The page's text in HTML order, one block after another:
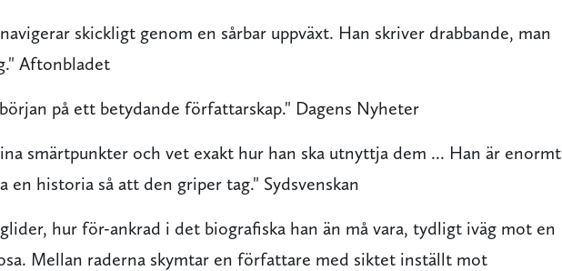
skickligt genom en sårbar uppväxt. Han skriver drabbande, man
Aftonbladet
på ett betydande författarskap." Dagens Nyheter
smärtpunkter och vet exakt hur han ska utnyttja dem ... Han är enormt
en historia så att den griper tag." Sydsvenskan
hur för-ankrad i det biografiska han än må vara, tydligt iväg mot en
Mellan raderna skymtar en författare med siktet inställt mot